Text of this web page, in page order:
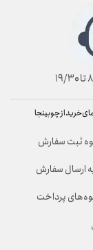
خرید از چوبینجا
ثبت سفارش
ارسال سفارش
پرداخت